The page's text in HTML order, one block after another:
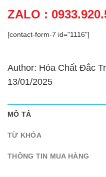
ZALO :
[contact-form-7 id="1116"]
Author: Hóa Chất Đắc
13/01/2025
MÔ TẢ
TỪ KHÓA
THÔNG TIN MUA HÀNG